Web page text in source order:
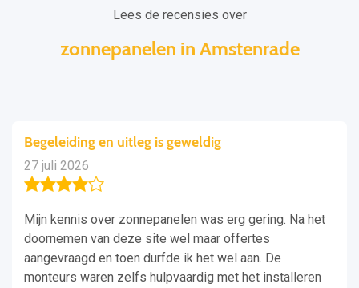
Lees de recensies over
zonnepanelen in Amstenrade
Begeleiding en uitleg is geweldig
27 juli 2026
Mijn kennis over zonnepanelen was erg gering. Na het
doornemen van deze site wel maar offertes
aangevraagd en toen durfde ik het wel aan. De
monteurs waren zelfs hulpvaardig met het installeren